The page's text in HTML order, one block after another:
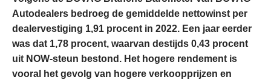
Autodealers bedroeg de gemiddelde nettowinst per
dealervestiging 1,91 procent in 2022. Een jaar eerder
was dat 1,78 procent, waarvan destijds 0,43 procent
uit NOW-steun bestond. Het hogere rendement is
vooral het gevolg van hogere verkoopprijzen en